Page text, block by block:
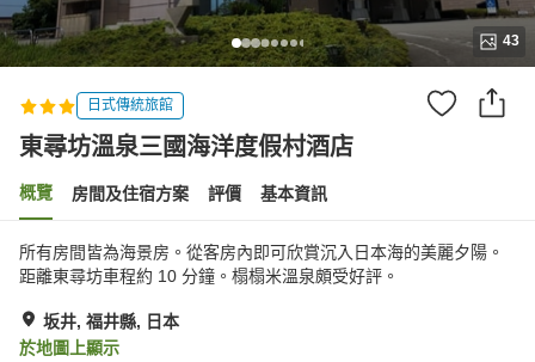
43
日式傳統旅館
東尋坊溫泉三國海洋度假村酒店
概覽 房間及住宿方案 評價 基本資訊
所有房間皆為海景房。從客房內即可欣賞沉入日本海的美麗夕陽。
距離東尋坊車程約 10 分鐘。榻榻米溫泉頗受好評。
坂井, 福井縣, 日本
於地圖上顯示